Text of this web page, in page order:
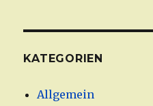
KATEGORIEN
Allgemein